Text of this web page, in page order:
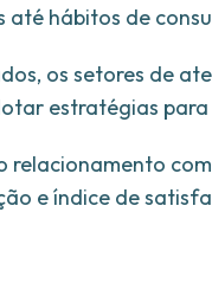
até hábitos de
os setores de
estratégias
relacionamento
e índice de